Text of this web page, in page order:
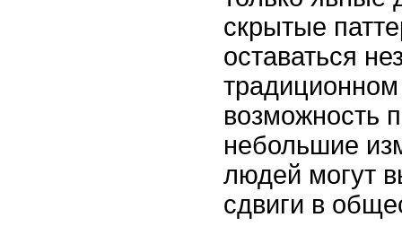
скрытые
оставаться
возможность
небольшие
людей могут
сдвиги в